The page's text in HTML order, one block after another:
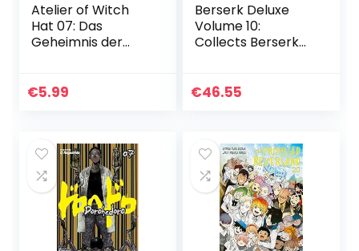
Atelier of Witch
Hat 07: Das
Geheimnis der
€5.99
Berserk Deluxe
Volume 10:
Collects Berserk
€46.55